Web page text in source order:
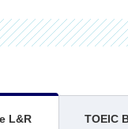
L&R TOEIC